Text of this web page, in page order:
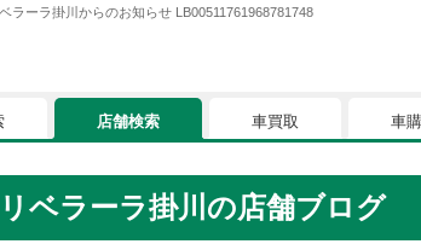
ラーラ掛川からのお知らせ LB00511761968781748
現在、お気に入
店舗検索 車買取 車
ベラーラ掛川 の店舗ブログ